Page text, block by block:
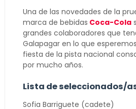
Una de las novedades de la
marca de bebidas Coca-Cola
grandes colaboradores que
Galapagar en lo que
fiesta de la pista nacional
por mucho años.
Lista de seleccionados/
Sofia Barriguete (cadete)